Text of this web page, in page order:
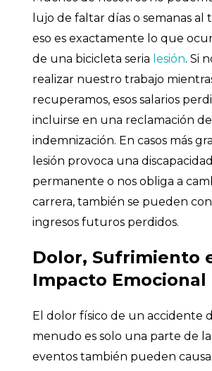
lujo de faltar días o semanas al
eso es exactamente lo que
de una bicicleta seria lesión. Si
realizar nuestro trabajo
recuperamos, esos salarios
incluirse en una reclamación de
indemnización. En casos más
lesión provoca una discapacidad
permanente o nos obliga a
carrera, también se pueden
ingresos futuros perdidos.
Dolor, Sufrimiento
Impacto Emocional
El dolor físico de un accidente
menudo es solo una parte de
eventos también pueden